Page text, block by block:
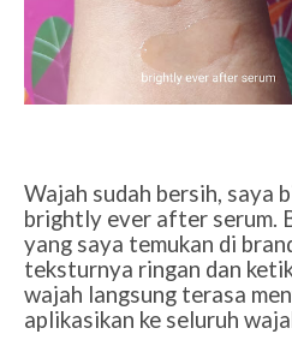
Wajah sudah bersih, saya
brightly ever after serum.
yang saya temukan di
teksturnya ringan dan
wajah langsung terasa
aplikasikan ke seluruh